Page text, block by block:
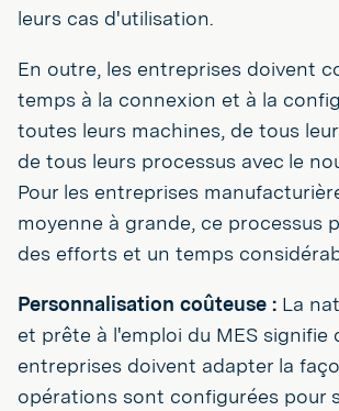
leurs cas d'utilisation.
En outre, les entreprises doivent
temps à la connexion et à la
toutes leurs machines, de tous
de tous leurs processus avec le
Pour les entreprises
moyenne à grande, ce processus
des efforts et un temps
Personnalisation coûteuse : La
et prête à l'emploi du MES signifie
entreprises doivent adapter la
opérations sont configurées pour